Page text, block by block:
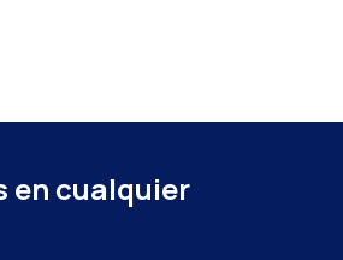
en cualquier